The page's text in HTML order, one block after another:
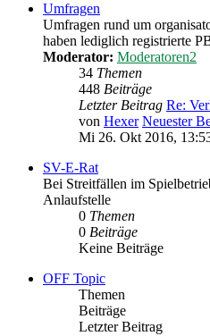
Umfragen
Umfragen rund um
haben lediglich registrierte
Moderator: Moderatoren2
34 Themen
448 Beiträge
Letzter Beitrag Re:
von Hexer Neuester
Mi 26. Okt 2016,
SV-E-Rat
Bei Streitfällen im
Anlaufstelle
0 Themen
0 Beiträge
Keine Beiträge
OFF Topic
Themen
Beiträge
Letzter Beitrag